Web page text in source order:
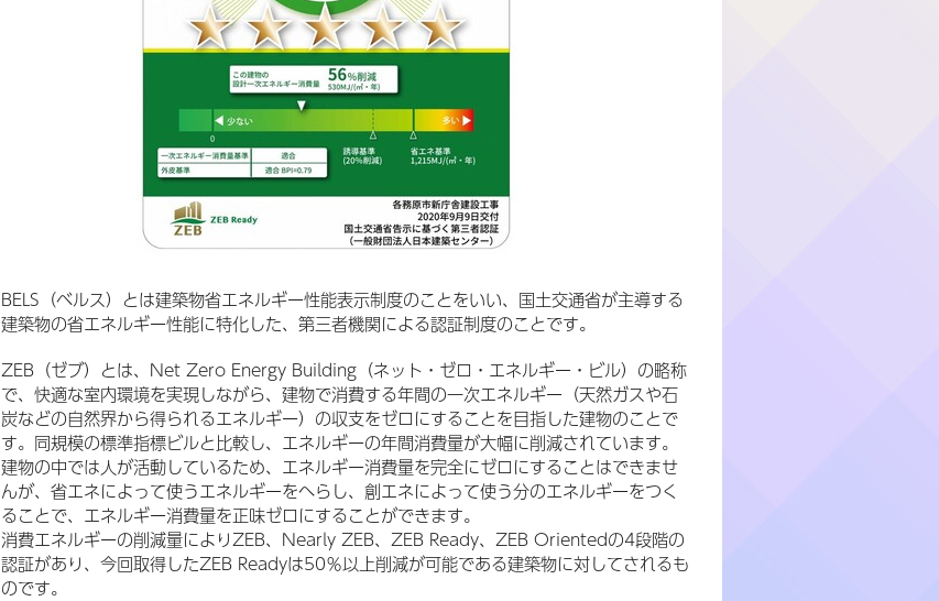
BELS（ベルス）とは建築物省エネルギー性能表示制度のことをいい、国土交通省が主導する
建築物の省エネルギー性能に特化した、第三者機関による認証制度のことです。
ZEB（ゼブ）とは、Net Zero Energy Building（ネット・ゼロ・エネルギー・ビル）の略称
で、快適な室内環境を実現しながら、建物で消費する年間の一次エネルギー（天然ガスや石
炭などの自然界から得られるエネルギー）の収支をゼロにすることを目指した建物のことで
す。同規模の標準指標ビルと比較し、エネルギーの年間消費量が大幅に削減されています。
建物の中では人が活動しているため、エネルギー消費量を完全にゼロにすることはできませ
んが、省エネによって使うエネルギーをへらし、創エネによって使う分のエネルギーをつく
ることで、エネルギー消費量を正味ゼロにすることができます。
消費エネルギーの削減量によりZEB、Nearly ZEB、ZEB Ready、ZEB Orientedの4段階の
認証があり、今回取得したZEB Readyは50％以上削減が可能である建築物に対してされるも
のです。